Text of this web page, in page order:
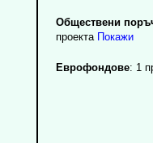
Обществени
проекта Покажи
Еврофондове: 1